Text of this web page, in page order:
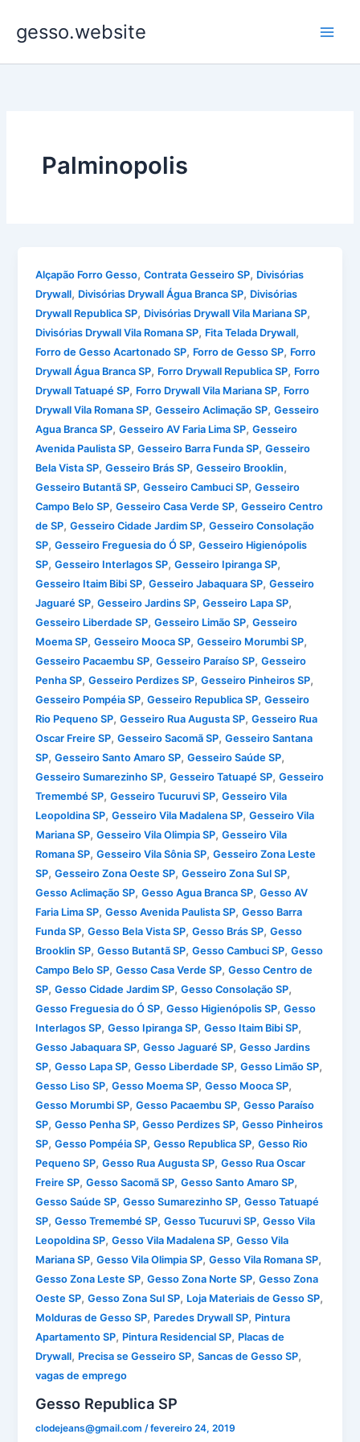
para
conteúdo
gesso.website
Palminopolis
Alçapão Forro Gesso,Contrata Gesseiro SP, Divisórias
Drywall, Divisórias Drywall Água Branca SP, Divisórias
Drywall Republica SP, Divisórias Drywall Vila Mariana SP,
Divisórias Drywall Vila Romana SP, Fita Telada Drywall,
Forro de Gesso Acartonado SP, Forro de Gesso SP, Forro
Drywall Água Branca SP, Forro Drywall Republica SP, Forro
Drywall Tatuapé SP, Forro Drywall Vila Mariana SP, Forro
Drywall Vila Romana SP,Gesseiro Aclimação SP,Gesseiro
Agua Branca SP,Gesseiro AV Faria Lima SP,Gesseiro
Avenida Paulista SP,Gesseiro Barra Funda SP,Gesseiro
Bela Vista SP,Gesseiro Brás SP,Gesseiro Brooklin,
Gesseiro Butantã SP,Gesseiro Cambuci SP,Gesseiro
Campo Belo SP,Gesseiro Casa Verde SP,Gesseiro Centro
de SP,Gesseiro Cidade Jardim SP,Gesseiro Consolação
SP,Gesseiro Freguesia do Ó SP,Gesseiro Higienópolis
SP,Gesseiro Interlagos SP,Gesseiro Ipiranga SP,
Gesseiro Itaim Bibi SP,Gesseiro Jabaquara SP,Gesseiro
Jaguaré SP,Gesseiro Jardins SP,Gesseiro Lapa SP,
Gesseiro Liberdade SP,Gesseiro Limão SP,Gesseiro
Moema SP,Gesseiro Mooca SP,Gesseiro Morumbi SP,
Gesseiro Pacaembu SP,Gesseiro Paraíso SP,Gesseiro
Penha SP,Gesseiro Perdizes SP,Gesseiro Pinheiros SP,
Gesseiro Pompéia SP,Gesseiro Republica SP,Gesseiro
Rio Pequeno SP,Gesseiro Rua Augusta SP,Gesseiro Rua
Oscar Freire SP,Gesseiro Sacomã SP,Gesseiro Santana
SP,Gesseiro Santo Amaro SP,Gesseiro Saúde SP,
Gesseiro Sumarezinho SP,Gesseiro Tatuapé SP,Gesseiro
Tremembé SP,Gesseiro Tucuruvi SP,Gesseiro Vila
Leopoldina SP,Gesseiro Vila Madalena SP,Gesseiro Vila
Mariana SP,Gesseiro Vila Olimpia SP,Gesseiro Vila
Romana SP,Gesseiro Vila Sônia SP,Gesseiro Zona Leste
SP,Gesseiro Zona Oeste SP,Gesseiro Zona Sul SP,
Gesso Aclimação SP,Gesso Agua Branca SP,Gesso AV
Faria Lima SP,Gesso Avenida Paulista SP,Gesso Barra
Funda SP,Gesso Bela Vista SP,Gesso Brás SP,Gesso
Brooklin SP,Gesso Butantã SP,Gesso Cambuci SP,Gesso
Campo Belo SP,Gesso Casa Verde SP,Gesso Centro de
SP,Gesso Cidade Jardim SP,Gesso Consolação SP,
Gesso Freguesia do Ó SP,Gesso Higienópolis SP,Gesso
Interlagos SP,Gesso Ipiranga SP,Gesso Itaim Bibi SP,
Gesso Jabaquara SP,Gesso Jaguaré SP,Gesso Jardins
SP,Gesso Lapa SP,Gesso Liberdade SP,Gesso Limão SP,
Gesso Liso SP,Gesso Moema SP,Gesso Mooca SP,
Gesso Morumbi SP,Gesso Pacaembu SP,Gesso Paraíso
SP,Gesso Penha SP,Gesso Perdizes SP,Gesso Pinheiros
SP,Gesso Pompéia SP,Gesso Republica SP,Gesso Rio
Pequeno SP,Gesso Rua Augusta SP,Gesso Rua Oscar
Freire SP,Gesso Sacomã SP,Gesso Santo Amaro SP,
Gesso Saúde SP,Gesso Sumarezinho SP,Gesso Tatuapé
SP,Gesso Tremembé SP,Gesso Tucuruvi SP,Gesso Vila
Leopoldina SP,Gesso Vila Madalena SP,Gesso Vila
Mariana SP,Gesso Vila Olimpia SP,Gesso Vila Romana SP,
Gesso Zona Leste SP,Gesso Zona Norte SP,Gesso Zona
Oeste SP,Gesso Zona Sul SP, Loja Materiais de Gesso SP,
Molduras de Gesso SP, Paredes Drywall SP, Pintura
Apartamento SP, Pintura Residencial SP, Placas de
Drywall, Precisa se Gesseiro SP,Sancas de Gesso SP,
vagas de emprego
Gesso Republica SP
clodejeans@gmail.com /fevereiro 24, 2019